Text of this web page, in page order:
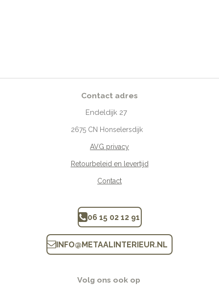
Contact adres
Endeldijk 27
2675 CN Honselersdijk
AVG privacy
Retourbeleid en levertijd
Contact
06 15 02 12 91
INFO@METAALINTERIEUR.NL
Volg ons ook op